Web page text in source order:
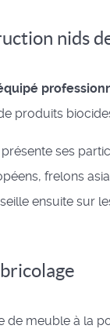
nids
produits
ses
frelons
ensuite sur
de meuble à la